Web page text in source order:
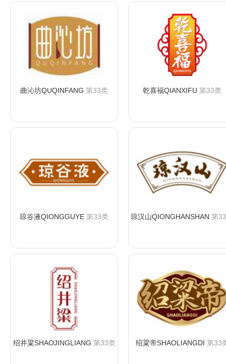
曲沁坊QUQINFANG 第33类 乾喜福QIANXIFU 第33类
琼谷液QIONGGUYE 第33类 琼汉山QIONGHANSHAN 第
绍井粱SHAOJINGLIANG 第33类 绍粱帝SHAOLIANGDI 第33